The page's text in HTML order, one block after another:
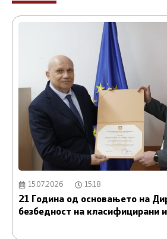
15.07.2026 15:18
21 Година од основањето на
безбедност на класифицирани